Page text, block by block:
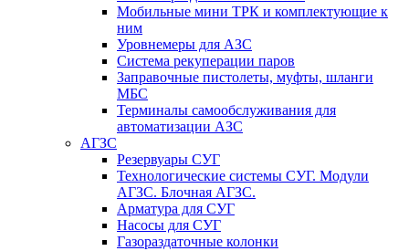
Мобильные мини ТРК и комплектующие к
ним
Уровнемеры для АЗС
Система рекуперации паров
Заправочные пистолеты, муфты, шланги
МБС
Терминалы самообслуживания для
автоматизации АЗС
АГЗС
Резервуары СУГ
Технологические системы СУГ. Модули
АГЗС. Блочная АГЗС.
Арматура для СУГ
Насосы для СУГ
Газораздаточные колонки